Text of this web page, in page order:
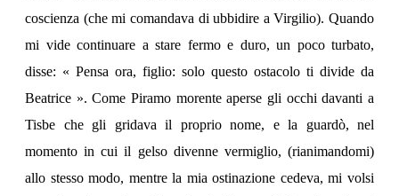
coscienza (che mi comandava di ubbidire a Virgilio). Quando
mi vide continuare a stare fermo e duro, un poco turbato,
disse: « Pensa ora, figlio: solo questo ostacolo ti divide da
Beatrice ». Come Piramo morente aperse gli occhi davanti a
Tisbe che gli gridava il proprio nome, e la guardò, nel
momento in cui il gelso divenne vermiglio, (rianimandomi)
allo stesso modo, mentre la mia ostinazione cedeva, mi volsi